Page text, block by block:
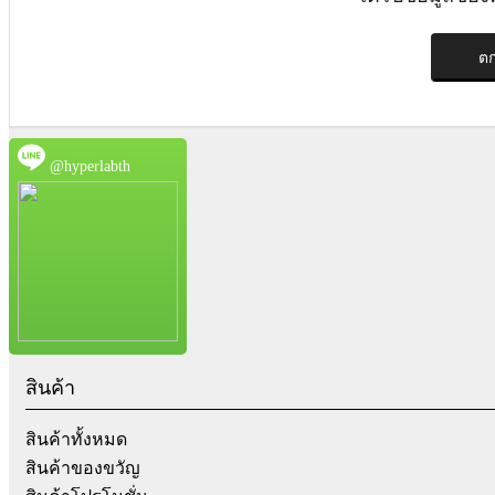
ต
@hyperlabth
สินค้า
สินค้าทั้งหมด
สินค้าของขวัญ